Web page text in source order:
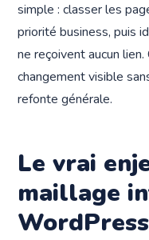
simple : classer les
priorité business, puis
ne reçoivent aucun
changement visible
refonte générale.
Le vrai
maillage
WordPress